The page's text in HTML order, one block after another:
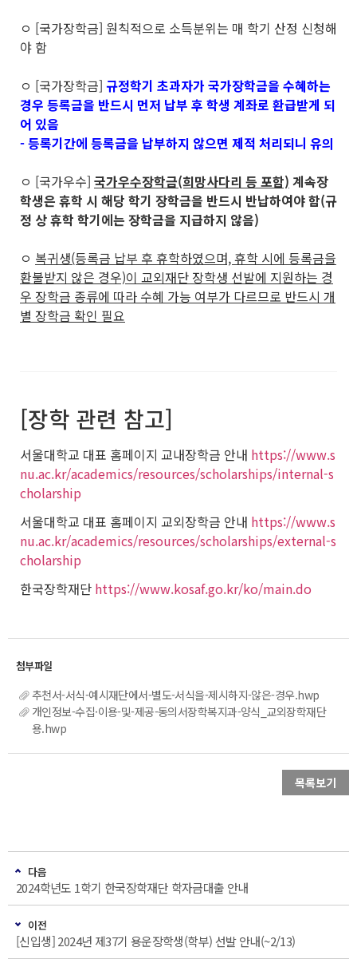
ㅇ [국가장학금] 원칙적으로 소득분위는 매 학기 산정 신청해
야 함
ㅇ [국가장학금] 규정학기 초과자가 국가장학금을 수혜하는
경우 등록금을 반드시 먼저 납부 후 학생 계좌로 환급받게 되
어 있음
- 등록기간에 등록금을 납부하지 않으면 제적 처리되니 유의
ㅇ [국가우수] 국가우수장학금(희망사다리 등 포함) 계속장
학생은 휴학 시 해당 학기 장학금을 반드시 반납하여야 함(규
정 상 휴학 학기에는 장학금을 지급하지 않음)
ㅇ 복귀생(등록금 납부 후 휴학하였으며, 휴학 시에 등록금을
환불받지 않은 경우)이 교외재단 장학생 선발에 지원하는 경
우 장학금 종류에 따라 수혜 가능 여부가 다르므로 반드시 개
별 장학금 확인 필요
[장학 관련 참고]
서울대학교 대표 홈페이지 교내장학금 안내 https://www.s
nu.ac.kr/academics/resources/scholarships/internal-s
cholarship
서울대학교 대표 홈페이지 교외장학금 안내 https://www.s
nu.ac.kr/academics/resources/scholarships/external-s
cholarship
한국장학재단 https://www.kosaf.go.kr/ko/main.do
추천서-서식-예시재단에서-별도-서식을-제시하지-않은-경우.hwp
개인정보-수집·이용-및-제공-동의서장학복지과-양식_교외장학재단
용.hwp
목록보기
다음
2024학년도 1학기 한국장학재단 학자금대출 안내
이전
[신입생] 2024년 제37기 용운장학생(학부) 선발 안내(~2/13)